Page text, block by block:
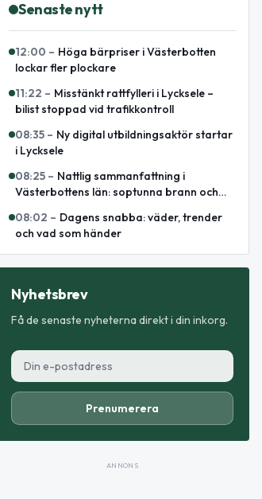
Senaste nytt
12:00 – Höga bärpriser i Västerbotten
lockar fler plockare
11:22 – Misstänkt rattfylleri i Lycksele –
bilist stoppad vid trafikkontroll
08:35 – Ny digital utbildningsaktör startar
i Lycksele
08:25 – Nattlig sammanfattning i
Västerbottens län: soptunna brann och
08:02 – Dagens snabba: väder, trender
och vad som händer
Nyhetsbrev
Få de senaste nyheterna direkt i din inkorg.
Prenumerera
ANNONS